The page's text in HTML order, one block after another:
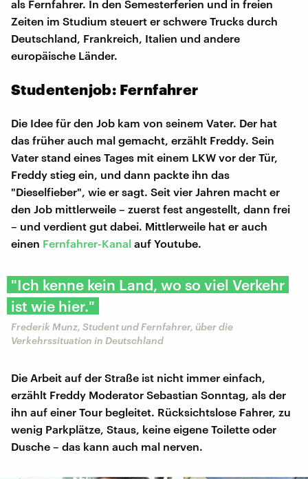
als Fernfahrer. In den Semesterferien und in freien
Zeiten im Studium steuert er schwere Trucks durch
Deutschland, Frankreich, Italien und andere
europäische Länder.
Studentenjob: Fernfahrer
Die Idee für den Job kam von seinem Vater. Der hat
das früher auch mal gemacht, erzählt Freddy. Sein
Vater stand eines Tages mit einem LKW vor der Tür,
Freddy stieg ein, und dann packte ihn das
"Dieselfieber", wie er sagt. Seit vier Jahren macht er
den Job mittlerweile – zuerst fest angestellt, dann frei
– und verdient gut dabei. Mittlerweile hat er auch
einen Fernfahrer-Kanal auf Youtube.
"Ich kenne kein Land, wo so viel Verkehr
ist wie hier."
Frederik Munz, Student und Fernfahrer, über die
Verkehrssituation in Deutschland
Die Arbeit auf der Straße ist nicht immer einfach,
erzählt Freddy Moderator Sebastian Sonntag, als der
ihn auf einer Tour begleitet. Rücksichtslose Fahrer, zu
wenig Parkplätze, Staus, keine eigene Toilette oder
Dusche – das kann auch mal nerven.